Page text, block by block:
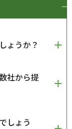
ょうか？
社から提
しょう